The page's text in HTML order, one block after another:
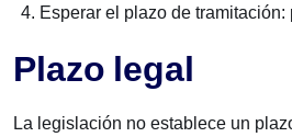
Esperar el plazo de
Plazo legal
La legislación no establece un